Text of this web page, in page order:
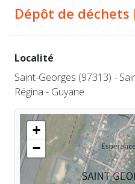
Dépôt de
Localité
Saint-Georges (97313) -
Régina - Guyane
+
−